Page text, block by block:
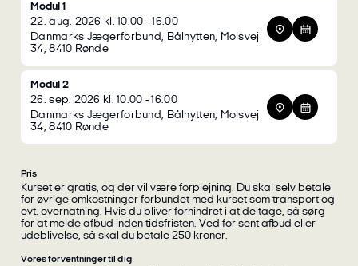
Modul 1
22. aug. 2026 kl. 10.00 - 16.00
Danmarks Jægerforbund, Bålhytten, Molsvej
34, 8410 Rønde
Modul 2
26. sep. 2026 kl. 10.00 - 16.00
Danmarks Jægerforbund, Bålhytten, Molsvej
34, 8410 Rønde
Pris
Kurset er gratis, og der vil være forplejning. Du skal selv betale
for øvrige omkostninger forbundet med kurset som transport og
evt. overnatning. Hvis du bliver forhindret i at deltage, så sørg
for at melde afbud inden tidsfristen. Ved for sent afbud eller
udeblivelse, så skal du betale 250 kroner.
Vores forventninger til dig